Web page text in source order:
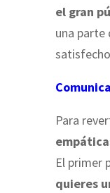
el gran
una parte
Para
El primer
quieres